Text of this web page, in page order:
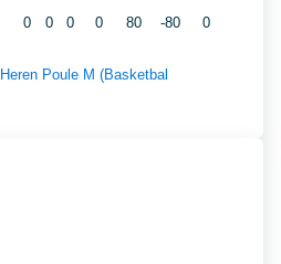
0 0 0 0 80 -80 0
Poule M (Basketbal